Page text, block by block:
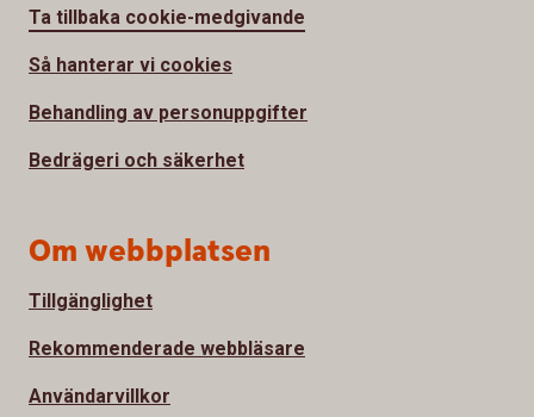
Ta tillbaka cookie-medgivande
Så hanterar vi cookies
Behandling av personuppgifter
Bedrägeri och säkerhet
Om webbplatsen
Tillgänglighet
Rekommenderade webbläsare
Användarvillkor